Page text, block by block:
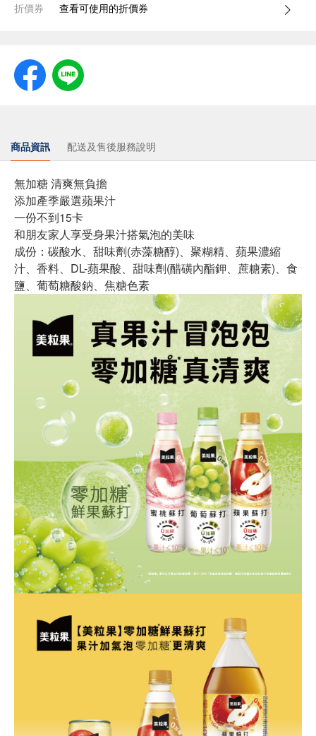
折價券 查看可使用的折價券
商品資訊 配送及售後服務說明
無加糖 清爽無負擔
添加產季嚴選蘋果汁
一份不到15卡
和朋友家人享受身果汁搭氣泡的美味
成份：碳酸水、甜味劑(赤藻糖醇)、聚糊精、蘋果濃縮
汁、香料、DL-蘋果酸、甜味劑(醋磺內酯鉀、蔗糖素)、食
鹽、葡萄糖酸鈉、焦糖色素